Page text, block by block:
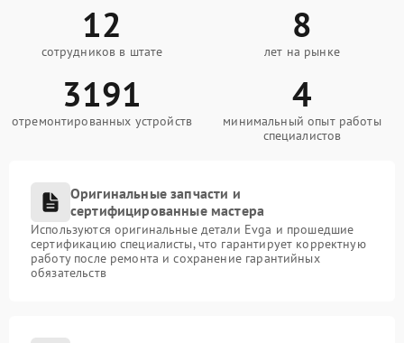
12
сотрудников в штате
8
лет на рынке
3191
отремонтированных устройств
4
минимальный опыт работы
специалистов
Оригинальные запчасти и
сертифицированные мастера
Используются оригинальные детали Evga и прошедшие
сертификацию специалисты, что гарантирует корректную
работу после ремонта и сохранение гарантийных
обязательств